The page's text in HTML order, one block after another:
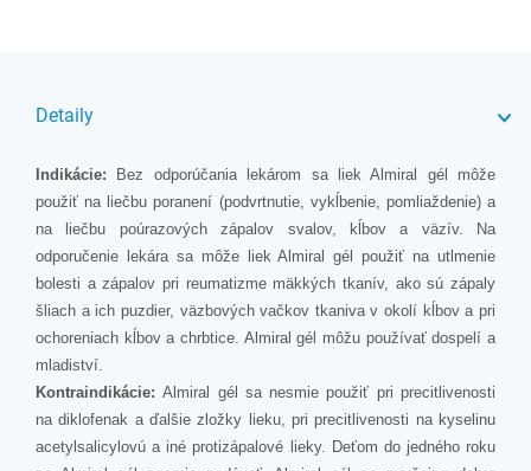
Detaily
Indikácie:
Bez odporúčania lekárom sa liek Almiral gél môže
použiť na liečbu poranení (podvrtnutie, vykĺbenie, pomliaždenie) a
na liečbu poúrazových zápalov svalov, kĺbov a väzív. Na
odporučenie lekára sa môže liek Almiral gél použiť na utlmenie
bolesti a zápalov pri reumatizme mäkkých tkanív, ako sú zápaly
šliach a ich puzdier, väzbových vačkov tkaniva v okolí kĺbov a pri
ochoreniach kĺbov a chrbtice. Almiral gél môžu používať dospelí a
mladiství.
Kontraindikácie:Almiral gél sa nesmie použiť pri precitlivenosti
na diklofenak a ďalšie zložky lieku, pri precitlivenosti na kyselinu
acetylsalicylovú a iné protizápalové lieky. Deťom do jedného roku